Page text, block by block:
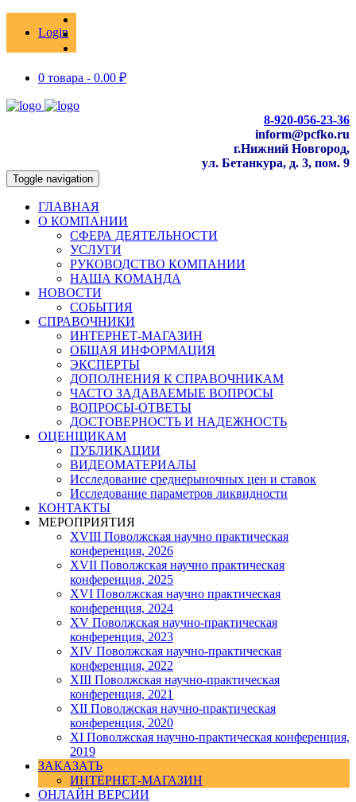
Login
0 товара - 0.00 ₽
8-920-056-23-36
inform@pcfko.ru
г.Нижний Новгород,
ул. Бетанкура, д. 3, пом. 9
Toggle navigation
ГЛАВНАЯ
О КОМПАНИИ
СФЕРА ДЕЯТЕЛЬНОСТИ
УСЛУГИ
РУКОВОДСТВО КОМПАНИИ
НАША КОМАНДА
НОВОСТИ
СОБЫТИЯ
СПРАВОЧНИКИ
ИНТЕРНЕТ-МАГАЗИН
ОБЩАЯ ИНФОРМАЦИЯ
ЭКСПЕРТЫ
ДОПОЛНЕНИЯ К СПРАВОЧНИКАМ
ЧАСТО ЗАДАВАЕМЫЕ ВОПРОСЫ
ВОПРОСЫ-ОТВЕТЫ
ДОСТОВЕРНОСТЬ И НАДЕЖНОСТЬ
ОЦЕНЩИКАМ
ПУБЛИКАЦИИ
ВИДЕОМАТЕРИАЛЫ
Исследование среднерыночных цен и ставок
Исследование параметров ликвидности
КОНТАКТЫ
МЕРОПРИЯТИЯ
XVIII Поволжская научно практическая
конференция, 2026
XVII Поволжская научно практическая
конференция, 2025
XVI Поволжская научно практическая
конференция, 2024
ХV Поволжская научно-практическая
конференция, 2023
ХIV Поволжская научно-практическая
конференция, 2022
ХIII Поволжская научно-практическая
конференция, 2021
ХII Поволжская научно-практическая
конференция, 2020
XI Поволжская научно-практическая конференция,
2019
ЗАКАЗАТЬ
ИНТЕРНЕТ-МАГАЗИН
ОНЛАЙН ВЕРСИИ